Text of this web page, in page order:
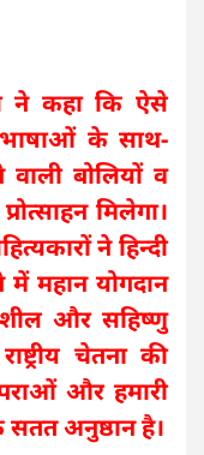
ने कहा कि ऐसे
भाषाओं के साथ-
वाली बोलियों व
मिलेगा।
ने हिन्दी
महान योगदान
और सहिष्णु
चेतना की
और हमारी
सतत अनुष्ठान है।